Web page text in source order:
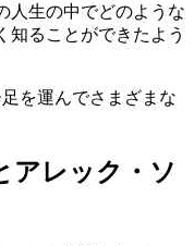
人生の中でどのような
知ることができたよう
を運んでさまざまな
アレック・ソ